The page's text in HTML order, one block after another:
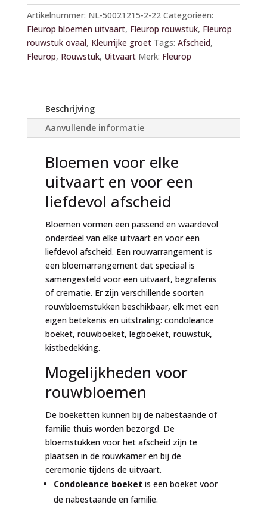
l
t
e
r
n
i
v
Artikelnummer: NL-50021215-2-22 Categorieën:
Fleurop bloemen uitvaart, Fleurop rouwstuk, Fleurop
rouwstuk ovaal, Kleurrijke groet Tags: Afscheid,
Fleurop, Rouwstuk, Uitvaart Merk: Fleurop
Beschrijving
Aanvullende informatie
Bloemen voor elke
uitvaart en voor een
liefdevol afscheid
Bloemen vormen een passend en waardevol
onderdeel van elke uitvaart en voor een
liefdevol afscheid. Een rouwarrangement is
een bloemarrangement dat speciaal is
samengesteld voor een uitvaart, begrafenis
of crematie. Er zijn verschillende soorten
rouwbloemstukken beschikbaar, elk met een
eigen betekenis en uitstraling: condoleance
boeket, rouwboeket, legboeket, rouwstuk,
kistbedekking.
Mogelijkheden voor
rouwbloemen
De boeketten kunnen bij de nabestaande of
familie thuis worden bezorgd. De
bloemstukken voor het afscheid zijn te
plaatsen in de rouwkamer en bij de
ceremonie tijdens de uitvaart.
Condoleance boeket is een boeket voor
de nabestaande en familie.